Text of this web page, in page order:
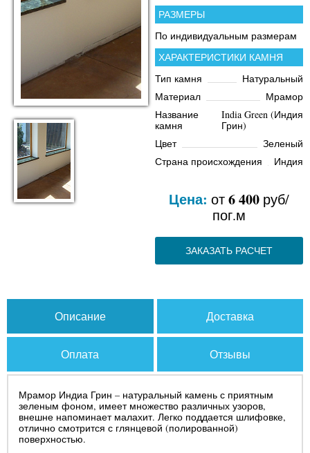
РАЗМЕРЫ
По индивидуальным размерам
ХАРАКТЕРИСТИКИ КАМНЯ
Тип камня
Натуральный
Материал
Мрамор
Название
камня
India Green (Индия
Грин)
Цвет
Зеленый
Страна происхождения
Индия
Цена: от6 400 руб/
пог.м
ЗАКАЗАТЬ РАСЧЕТ
Описание Доставка
Оплата Отзывы
Мрамор Индиа Грин – натуральный камень с приятным
зеленым фоном, имеет множество различных узоров,
внешне напоминает малахит. Легко поддается шлифовке,
отлично смотрится с глянцевой (полированной)
поверхностью.